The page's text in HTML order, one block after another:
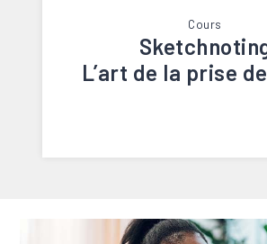
Cours
L’art de la prise